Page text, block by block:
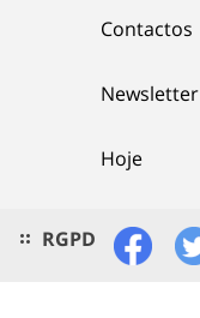
Contactos
Newsletter
Hoje
RGPD